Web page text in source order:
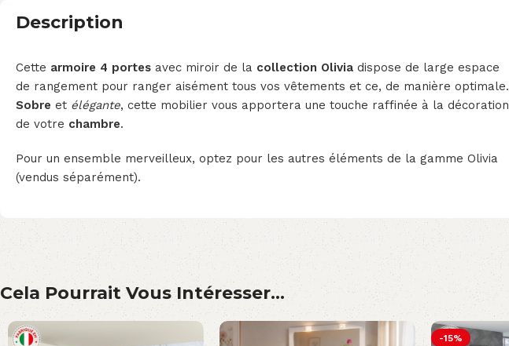
Description
Cette armoire 4 portes avec miroir de la collection Olivia dispose de large espace
de rangement pour ranger aisément tous vos vêtements et ce, de manière optimale.
Sobre et élégante, cette mobilier vous apportera une touche raffinée à la décoration
de votre chambre.
Pour un ensemble merveilleux, optez pour les autres éléments de la gamme Olivia
(vendus séparément).
Cela Pourrait Vous Intéresser...
-15%